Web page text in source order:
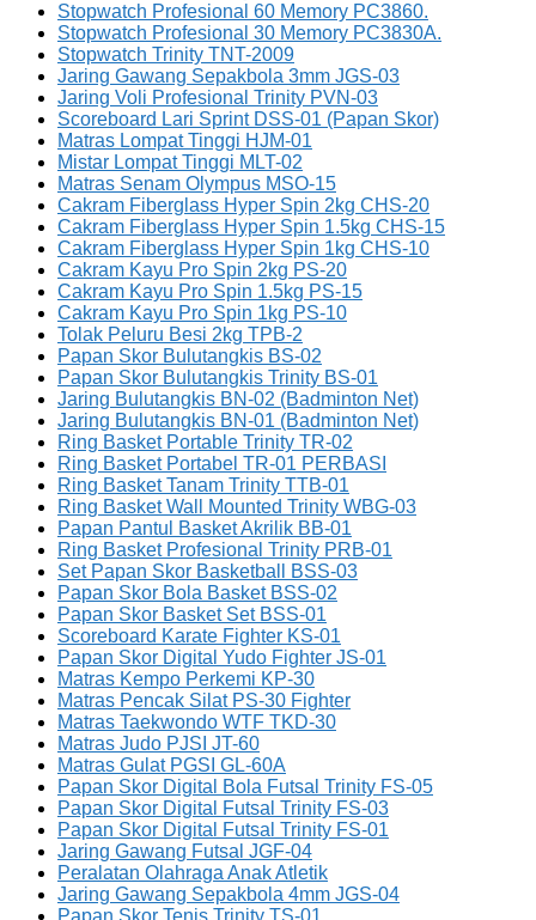
Stopwatch Profesional 60 Memory PC3860.
Stopwatch Profesional 30 Memory PC3830A.
Stopwatch Trinity TNT-2009
Jaring Gawang Sepakbola 3mm JGS-03
Jaring Voli Profesional Trinity PVN-03
Scoreboard Lari Sprint DSS-01 (Papan Skor)
Matras Lompat Tinggi HJM-01
Mistar Lompat Tinggi MLT-02
Matras Senam Olympus MSO-15
Cakram Fiberglass Hyper Spin 2kg CHS-20
Cakram Fiberglass Hyper Spin 1.5kg CHS-15
Cakram Fiberglass Hyper Spin 1kg CHS-10
Cakram Kayu Pro Spin 2kg PS-20
Cakram Kayu Pro Spin 1.5kg PS-15
Cakram Kayu Pro Spin 1kg PS-10
Tolak Peluru Besi 2kg TPB-2
Papan Skor Bulutangkis BS-02
Papan Skor Bulutangkis Trinity BS-01
Jaring Bulutangkis BN-02 (Badminton Net)
Jaring Bulutangkis BN-01 (Badminton Net)
Ring Basket Portable Trinity TR-02
Ring Basket Portabel TR-01 PERBASI
Ring Basket Tanam Trinity TTB-01
Ring Basket Wall Mounted Trinity WBG-03
Papan Pantul Basket Akrilik BB-01
Ring Basket Profesional Trinity PRB-01
Set Papan Skor Basketball BSS-03
Papan Skor Bola Basket BSS-02
Papan Skor Basket Set BSS-01
Scoreboard Karate Fighter KS-01
Papan Skor Digital Yudo Fighter JS-01
Matras Kempo Perkemi KP-30
Matras Pencak Silat PS-30 Fighter
Matras Taekwondo WTF TKD-30
Matras Judo PJSI JT-60
Matras Gulat PGSI GL-60A
Papan Skor Digital Bola Futsal Trinity FS-05
Papan Skor Digital Futsal Trinity FS-03
Papan Skor Digital Futsal Trinity FS-01
Jaring Gawang Futsal JGF-04
Peralatan Olahraga Anak Atletik
Jaring Gawang Sepakbola 4mm JGS-04